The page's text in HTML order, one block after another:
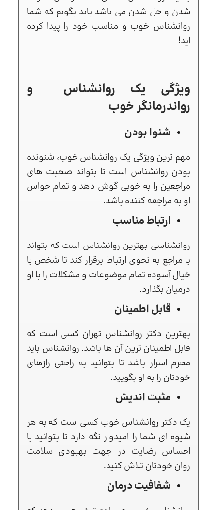
شدن و حل شدن می باشد باید بگویم که شما
روانشناس خوب و مناسب خود را پیدا کرده
اید!
ویژگی یک روانشناس و
رواندرمانگر خوب
شنوا بودن
مهم ترین ویژگی یک روانشناس خوب، شنونده
بودن روانشناس است تا بتواند صحبت های
مراجعین را به خوبی گوش دهد و تمام حواس
او به مراجعه کننده باشد.
ارتباط مناسب
روانشناسی بهترین روانشناس است که بتواند
با مراجع به نحوی ارتباط برقرار کند تا شخص با
خیال آسوده تمام موضوعات و مشکلات را با او
درمیان بگذارد.
قابل اطمینان
بهترین دکتر روانشناس تهران کسی است که
قابل اطمینان ترین آن ها باشد. روانشناس باید
محرم اسرار باشد تا بتوانید به راحتی رازهای
خودتان را به او بگویید.
مثبت اندیش
یک دکتر روانشناس خوب کسی است که به هر
شیوه ای شما را امیدوار نگه دارد تا بتوانید با
احساس رضایت در جهت بهبودی سلامت
روان خودتان تلاش کنید.
شفافیت درمان